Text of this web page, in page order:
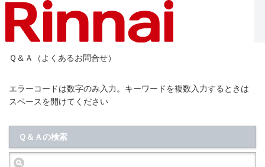
Ｑ＆Ａ（よくあるお問合せ）
エラーコードは数字のみ入力。キーワードを複数入力するときは
スペースを開けてください
Ｑ＆Ａの検索